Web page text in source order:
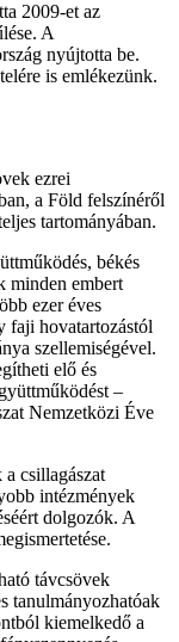
2009-et az
A
nyújtotta be.
is emlékezünk.
ezrei
a Föld felszínéről
tartományában.
békés
minden embert
ezer éves
faji hovatartozástól
szellemiségével.
elő és
–
Nemzetközi Éve
csillagászat
intézmények
dolgozók. A
távcsövek
tanulmányozhatóak
kiemelkedő a